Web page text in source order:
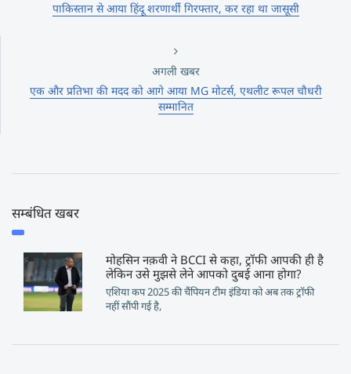
पाकिस्तान से आया हिंदू शरणार्थी गिरफ्तार, कर रहा था जासूसी
अगली खबर
एक और प्रतिभा की मदद को आगे आया MG मोटर्स, एथलीट रूपल चौधरी
सम्मानित
सम्बंधित खबर
मोहसिन नक़वी ने BCCI से कहा, ट्रॉफी आपकी ही है
लेकिन उसे मुझसे लेने आपको दुबई आना होगा?
एशिया कप 2025 की चैंपियन टीम इंडिया को अब तक ट्रॉफी
नहीं सौंपी गई है,